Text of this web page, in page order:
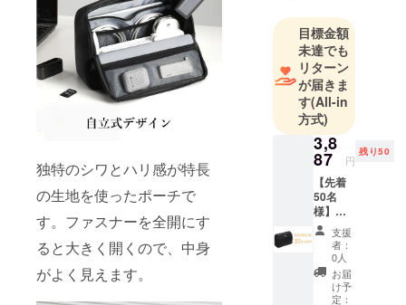
独特のシワとハリ感が特長
の生地を使ったポーチで
す。ファスナーを全開にす
ると大きく開くので、中身
がよく見えます。
EDC小物、
生活雑貨、
ファッショ
ン小物な
ど、
「これがあ
ると助か
る」「毎日
使いたくな
る」と感じ
られる実用
的な商品を
中心にご紹
介していま
目標金額
未達でも
リターン
が届きま
す(All-in
方式)
3,8
87 円
残り50
【先着
50名
様】
「コン
パック
なのに
大容
量！高
機能で
支援
者：
0人
お届
け予
定：